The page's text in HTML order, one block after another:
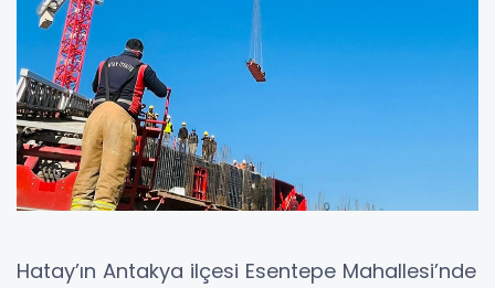
Hatay’ın Antakya ilçesi Esentepe Mahallesi’nde